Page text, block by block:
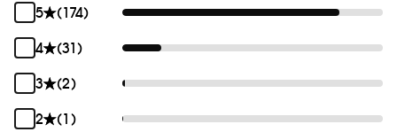
5
(174)
4
(31)
3
(2)
2
(1)